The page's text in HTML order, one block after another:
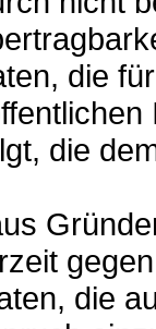
die
die
die